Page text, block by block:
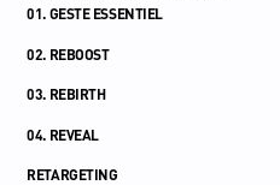
01. GESTE ESSENTIEL
02. REBOOST
03. REBIRTH
04. REVEAL
RETARGETING